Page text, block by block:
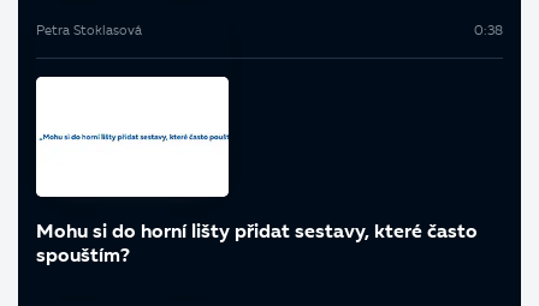
Petra Stoklasová 0:38
Mohu si do horní lišty přidat sestavy, které často
spouštím?